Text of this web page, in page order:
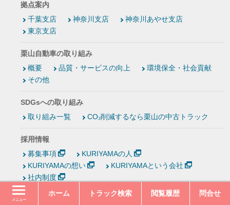
メニュー
ホーム トラック検索 閲覧履歴 問合せ
拠点案内
千葉支店
神奈川支店
神奈川あやせ支店
東京支店
栗山自動車の取り組み
概要
品質・サービスの向上
環境保全・社会貢献
その他
SDGsへの取り組み
取り組み一覧
CO₂削減するなら栗山の中古トラック
採用情報
募集事項
KURIYAMAの人
KURIYAMAの想い
KURIYAMAという会社
社内制度